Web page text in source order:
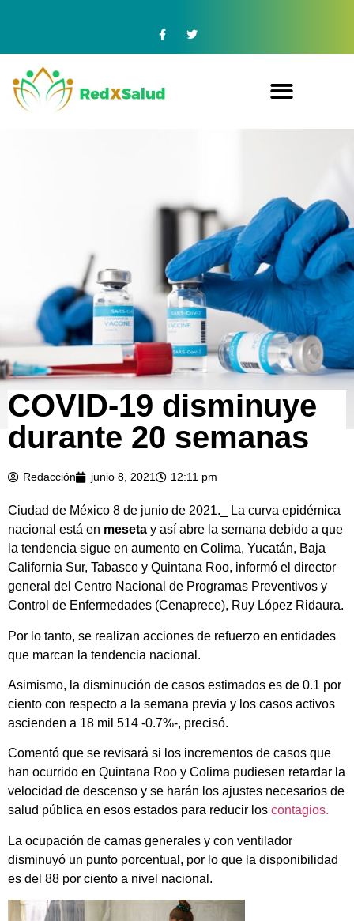
COVID-19 disminuye
durante 20 semanas
Redacción junio 8, 2021 12:11 pm
Ciudad de México 8 de junio de 2021._ La curva epidémica
nacional está en meseta y así abre la semana debido a que
la tendencia sigue en aumento en Colima, Yucatán, Baja
California Sur, Tabasco y Quintana Roo, informó el director
general del Centro Nacional de Programas Preventivos y
Control de Enfermedades (Cenaprece), Ruy López Ridaura.
Por lo tanto, se realizan acciones de refuerzo en entidades
que marcan la tendencia nacional.
Asimismo, la disminución de casos estimados es de 0.1 por
ciento con respecto a la semana previa y los casos activos
ascienden a 18 mil 514 -0.7%-, precisó.
Comentó que se revisará si los incrementos de casos que
han ocurrido en Quintana Roo y Colima pudiesen retardar la
velocidad de descenso y se harán los ajustes necesarios de
salud pública en esos estados para reducir los contagios.
La ocupación de camas generales y con ventilador
disminuyó un punto porcentual, por lo que la disponibilidad
es del 88 por ciento a nivel nacional.